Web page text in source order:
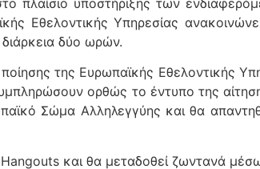
πλαίσιο υποστήριξης των
Εθελοντικής Υπηρεσίας
διάρκεια δύο ωρών.
της Ευρωπαϊκής Εθελοντικής
ορθώς το έντυπο της
Σώμα Αλληλεγγύης και θα
και θα μεταδοθεί ζωντανά